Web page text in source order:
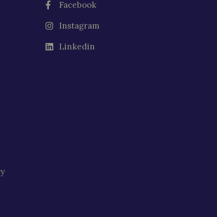
Facebook
Instagram
Linkedin